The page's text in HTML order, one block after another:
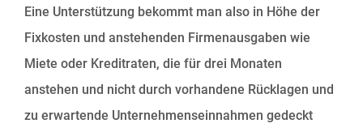
Eine Unterstützung bekommt man also in Höhe der
Fixkosten und anstehenden Firmenausgaben wie
Miete oder Kreditraten, die für drei Monaten
anstehen und nicht durch vorhandene Rücklagen und
zu erwartende Unternehmenseinnahmen gedeckt